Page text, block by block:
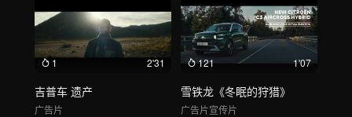
1 2'31
吉普车 遗产
广告片
121 1'07
雪铁龙《冬眠的狩猎》
广告片宣传片